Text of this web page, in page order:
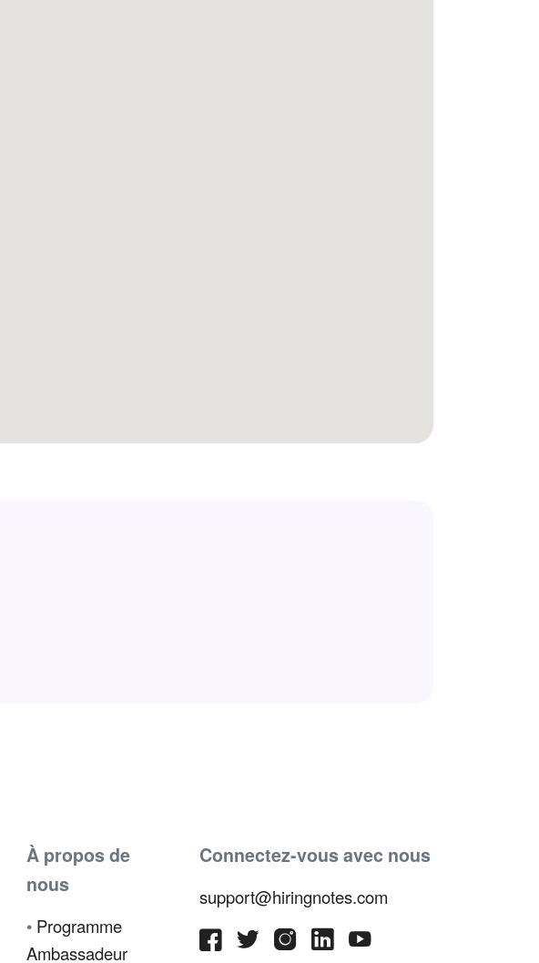
À propos de
nous
• Programme
Ambassadeur
Connectez-vous avec nous
support@hiringnotes.com